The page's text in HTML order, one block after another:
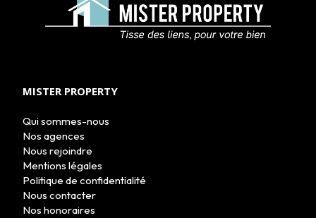
ACHETER
LOUER
MISTER PROPERTY
Qui sommes-nous
Nos agences
Nous rejoindre
Mentions légales
Politique de confidentialité
Nous contacter
Nos honoraires